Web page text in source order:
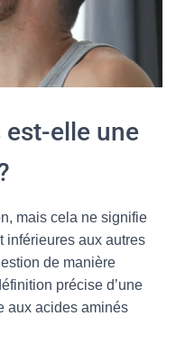
est-elle une
mais cela ne signifie
inférieures aux autres
de manière
précise d’une
aux acides aminés